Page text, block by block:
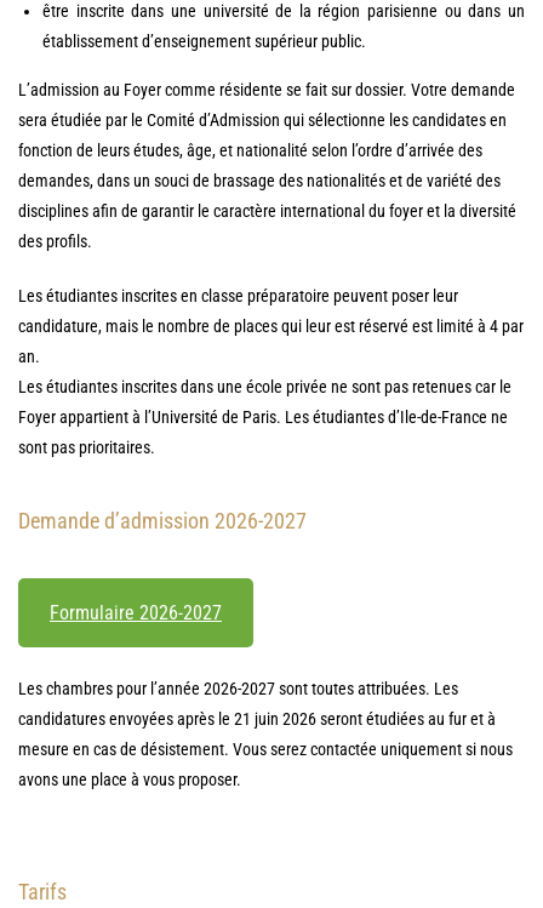
être inscrite dans une université de la région parisienne ou dans un
établissement d’enseignement supérieur public.
L’admission au Foyer comme résidente se fait sur dossier. Votre demande
sera étudiée par le Comité d’Admission qui sélectionne les candidates en
fonction de leurs études, âge, et nationalité selon l’ordre d’arrivée des
demandes, dans un souci de brassage des nationalités et de variété des
disciplines afin de garantir le caractère international du foyer et la diversité
des profils.
Les étudiantes inscrites en classe préparatoire peuvent poser leur
candidature, mais le nombre de places qui leur est réservé est limité à 4 par
an.
Les étudiantes inscrites dans une école privée ne sont pas retenues car le
Foyer appartient à l’Université de Paris. Les étudiantes d’Ile-de-France ne
sont pas prioritaires.
Demande d’admission 2026-2027
Formulaire 2026-2027
Les chambres pour l’année 2026-2027 sont toutes attribuées. Les
candidatures envoyées après le 21 juin 2026 seront étudiées au fur et à
mesure en cas de désistement. Vous serez contactée uniquement si nous
avons une place à vous proposer.
Tarifs